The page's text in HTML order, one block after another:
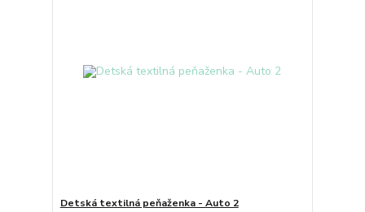
Detská textilná peňaženka - Auto 2